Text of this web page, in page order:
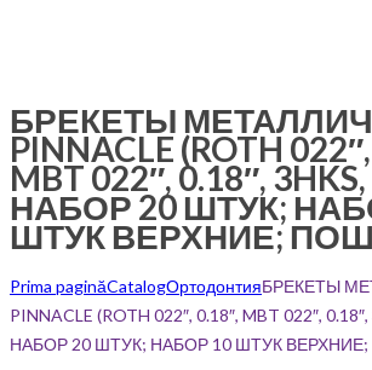
БРЕКЕТЫ
PINNACLE (ROTH
MBT 022″, 0.18″,
НАБОР 20 ШТУК;
ШТУК ВЕРХНИЕ;
Prima paginăCatalogОртодонтияБРЕКЕТЫ
PINNACLE (ROTH 022″, 0.18″, MBT 022″,
НАБОР 20 ШТУК; НАБОР 10 ШТУК